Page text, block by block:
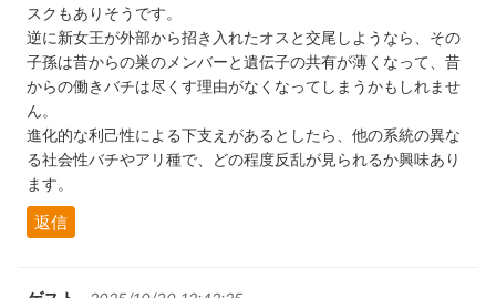
スクもありそうです。
逆に新女王が外部から招き入れたオスと交尾しようなら、その
子孫は昔からの巣のメンバーと遺伝子の共有が薄くなって、昔
からの働きバチは尽くす理由がなくなってしまうかもしれませ
ん。
進化的な利己性による下支えがあるとしたら、他の系統の異な
る社会性バチやアリ種で、どの程度反乱が見られるか興味あり
ます。
返信